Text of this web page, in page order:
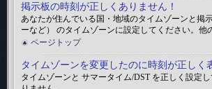
掲示板の時刻が正しくありません！
あなたが住んでいる国・地域のタイムゾーンと掲
ーなど） のタイムゾーンに設定してください。
ページトップ
タイムゾーンを変更したのに時刻が正しく
タイムゾーンと サマータイム/DST を正しく設定